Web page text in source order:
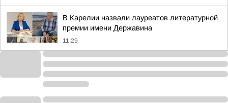
В Карелии назвали лауреатов литературной
премии имени Державина
11:29